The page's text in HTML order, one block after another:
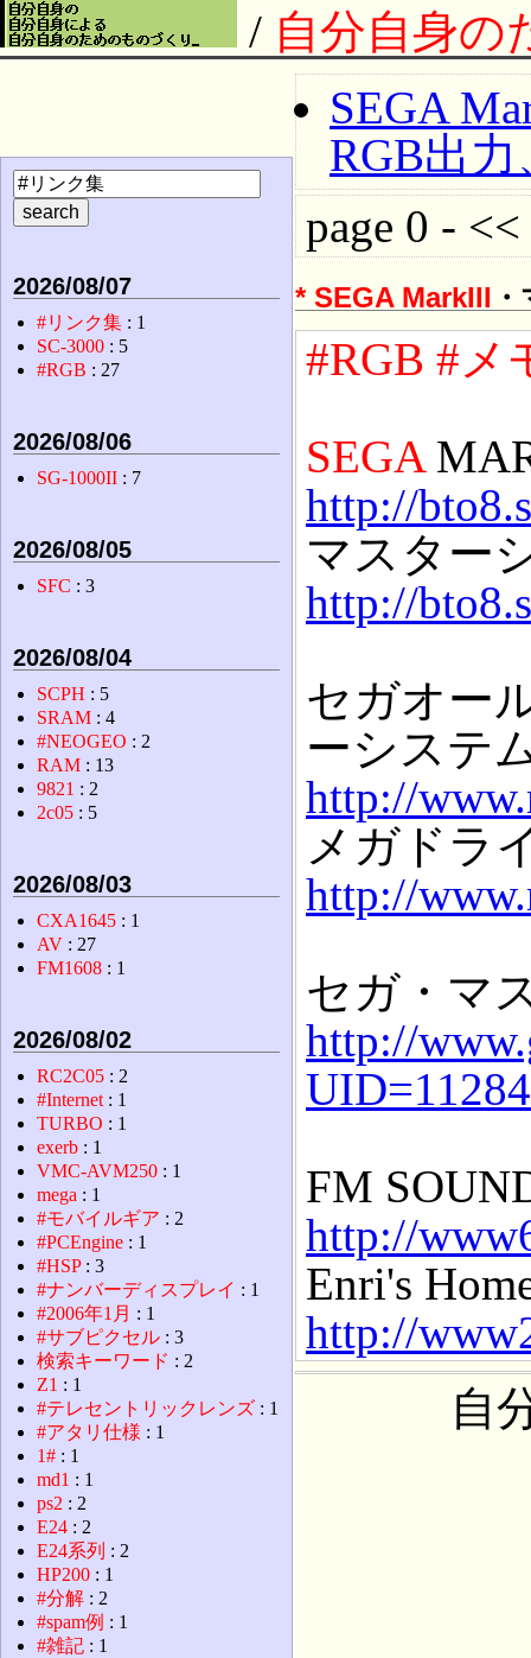
/ 自分自身の
SEGA
RGB出力
page 0 -
* SEGA MarkIII
#RGB #メ
SEGA
http://
マスター
http://
セガオー
ーシステ
http://
メガドラ
http://
セガ・マ
http://
FM
http://
Enri's
http://
自
2026/08/07
#リンク集 : 1
SC-3000 : 5
#RGB : 27
2026/08/06
SG-1000II : 7
2026/08/05
SFC : 3
2026/08/04
SCPH : 5
SRAM : 4
#NEOGEO : 2
RAM : 13
9821 : 2
2c05 : 5
2026/08/03
CXA1645 : 1
AV : 27
FM1608 : 1
2026/08/02
RC2C05 : 2
#Internet : 1
TURBO : 1
exerb : 1
VMC-AVM250 : 1
mega : 1
#モバイルギア : 2
#PCEngine : 1
#HSP: 3
#ナンバーディスプレイ : 1
#2006年1月 : 1
#サブピクセル : 3
検索キーワード : 2
Z1 : 1
#テレセントリックレンズ : 1
#アタリ仕様 : 1
1# : 1
md1 : 1
ps2 : 2
E24 : 2
E24系列 : 2
HP200 : 1
#分解 : 2
#spam例 : 1
#雑記 : 1